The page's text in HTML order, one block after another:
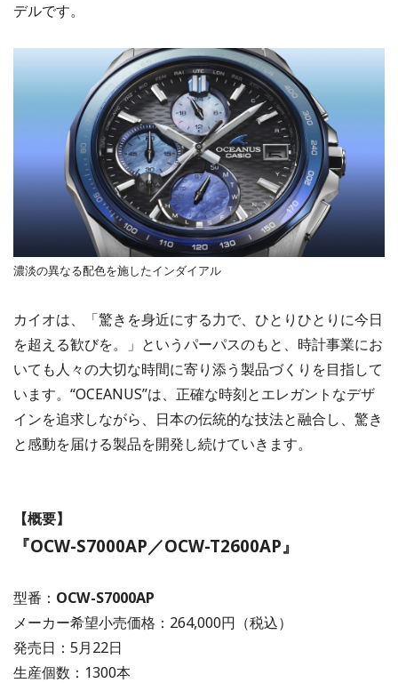
デルです。
濃淡の異なる配色を施したインダイアル
カイオは、「驚きを身近にする力で、ひとりひとりに今日
を超える歓びを。」というパーパスのもと、時計事業にお
いても人々の大切な時間に寄り添う製品づくりを目指して
います。“OCEANUS”は、正確な時刻とエレガントなデザ
インを追求しながら、日本の伝統的な技法と融合し、驚き
と感動を届ける製品を開発し続けていきます。
【概要】
『OCW-S7000AP／OCW-T2600AP』
型番： OCW-S7000AP
メーカー希望小売価格：264,000円（税込）
発売日：5月22日
生産個数：1300本